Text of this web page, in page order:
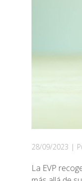
28/09/2023 |
La EVP